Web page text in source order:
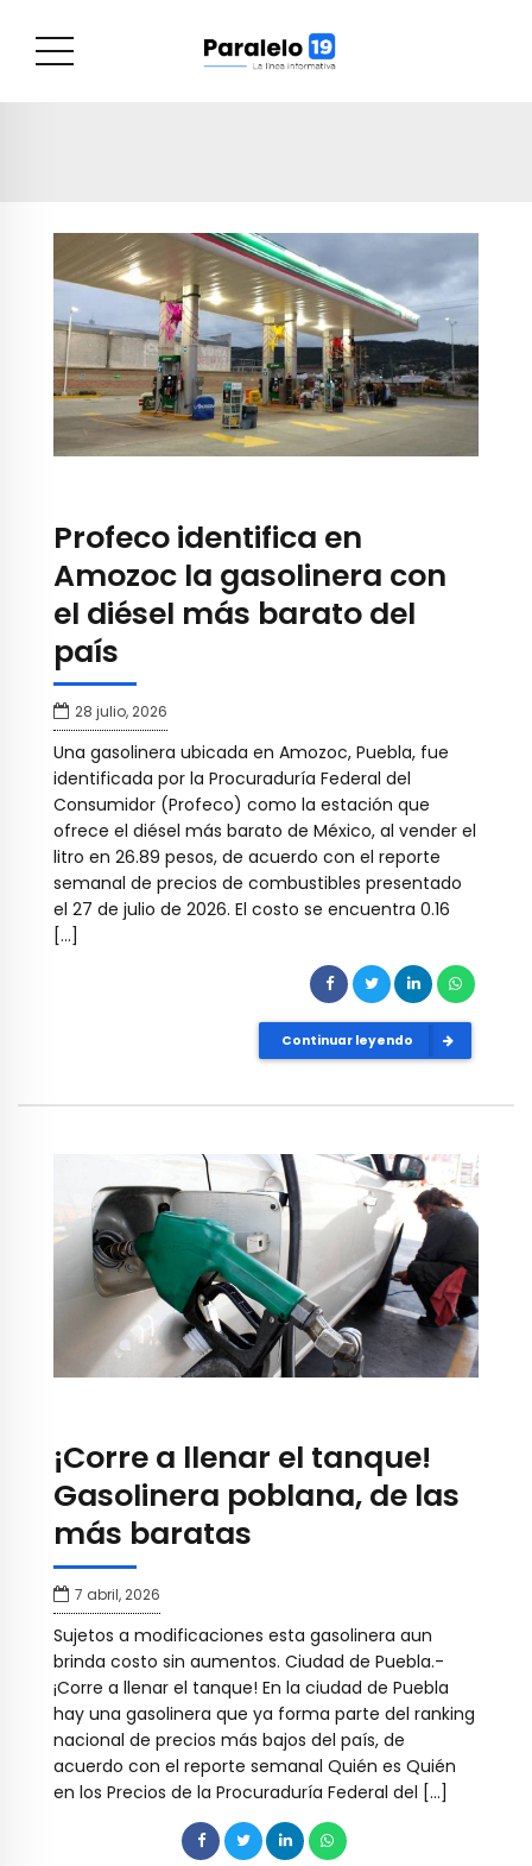
Profeco identifica en
Amozoc la gasolinera con
el diésel más barato del
país
28 julio, 2026
Una gasolinera ubicada en Amozoc, Puebla, fue
identificada por la Procuraduría Federal del
Consumidor (Profeco) como la estación que
ofrece el diésel más barato de México, al vender el
litro en 26.89 pesos, de acuerdo con el reporte
semanal de precios de combustibles presentado
el 27 de julio de 2026. El costo se encuentra 0.16
[…]
Continuar leyendo
¡Corre a llenar el tanque!
Gasolinera poblana, de las
más baratas
7 abril, 2026
Sujetos a modificaciones esta gasolinera aun
brinda costo sin aumentos. Ciudad de Puebla.-
¡Corre a llenar el tanque! En la ciudad de Puebla
hay una gasolinera que ya forma parte del ranking
nacional de precios más bajos del país, de
acuerdo con el reporte semanal Quién es Quién
en los Precios de la Procuraduría Federal del […]